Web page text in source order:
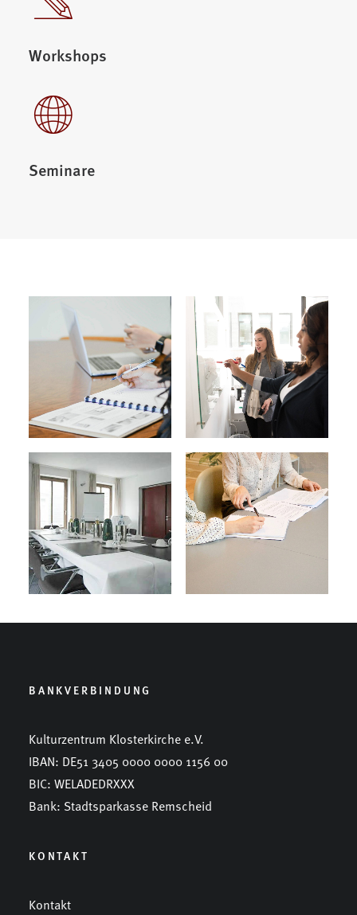
Workshops
Seminare
BANKVERBINDUNG
Kulturzentrum Klosterkirche e.V.
IBAN: DE51 3405 0000 0000 1156 00
BIC: WELADEDRXXX
Bank: Stadtsparkasse Remscheid
KONTAKT
Kontakt